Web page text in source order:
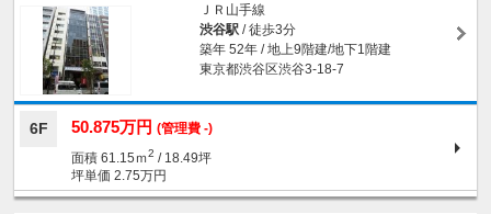
ＪＲ山手線
渋谷駅/ 徒歩3分
築年 52年 / 地上9階建/地下1階建
東京都渋谷区渋谷3-18-7
6F 50.875万円 (管理費 -)
面積 61.15ｍ2 / 18.49坪
坪単価 2.75万円